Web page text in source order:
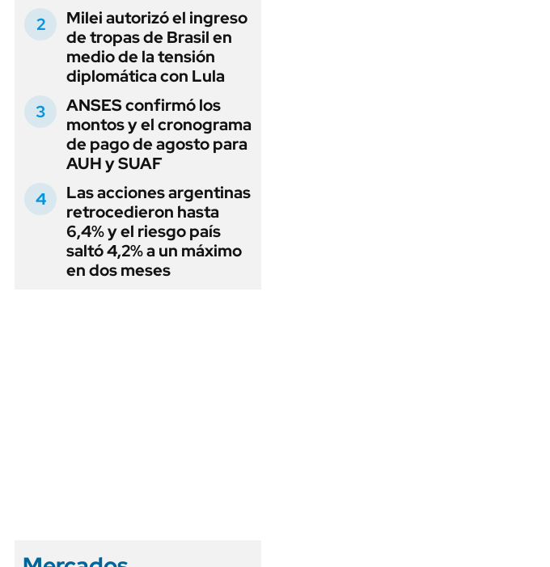
Milei autorizó el ingreso
de tropas de Brasil en
medio de la tensión
diplomática con Lula
ANSES confirmó los
montos y el cronograma
de pago de agosto para
AUH y SUAF
Las acciones argentinas
retrocedieron hasta
6,4% y el riesgo país
saltó 4,2% a un máximo
en dos meses